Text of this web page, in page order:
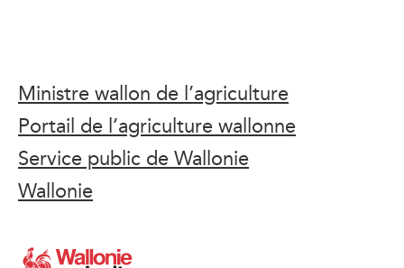
Ministre wallon de l’agriculture
Portail de l’agriculture wallonne
Service public de Wallonie
Wallonie